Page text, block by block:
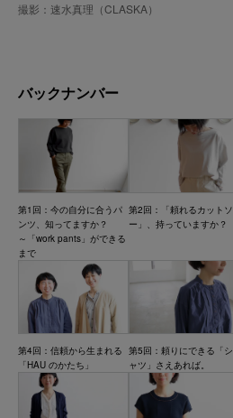
撮影：速水真理（CLASKA）
バックナンバー
第1回：今の自分に合うパ
ンツ、知ってますか？
～「work pants」ができる
まで
第2回：「頼れるカットソ
ー」、持っていますか？
第4回：信頼から生まれる
「HAU のかたち」
第5回：頼りにできる「シ
ャツ」さえあれば。